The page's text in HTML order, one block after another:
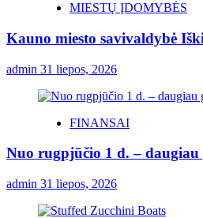
MIESTŲ ĮDOMYBĖS
Kauno miesto savivaldybė
admin 31 liepos, 2026
FINANSAI
Nuo rugpjūčio 1 d. – daugiau
admin 31 liepos, 2026